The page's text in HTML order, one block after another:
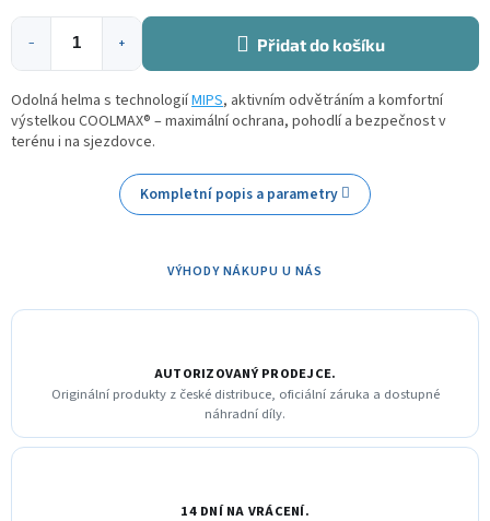
+
− Přidat do košíku
Odolná helma s technologiíMIPS, aktivním odvětráním a komfortní
výstelkou COOLMAX® – maximální ochrana, pohodlí a bezpečnost v
terénu i na sjezdovce.
Kompletní popis a parametry
VÝHODY NÁKUPU U NÁS
AUTORIZOVANÝ PRODEJCE.
Originální produkty z české distribuce, oficiální záruka a dostupné
náhradní díly.
14 DNÍ NA VRÁCENÍ.